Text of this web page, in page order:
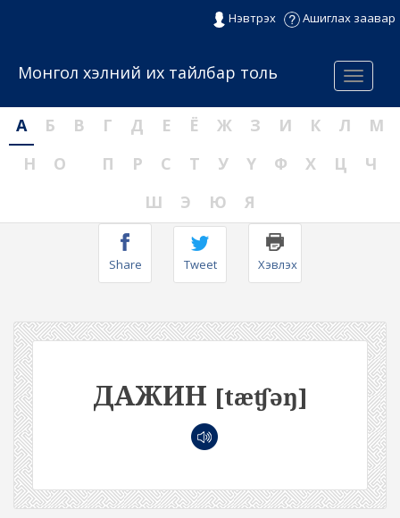
Нэвтрэх Ашиглах заавар
Menu
Монгол хэлний их тайлбар толь
А Б В Г Д Е Ё Ж З И К Л
М
Н
О П Р С Т У Ү Ф Х Ц
Ч
Ш
Э Ю Я
Share Tweet Хэвлэх
ДАЖИН [tæʧəŋ]